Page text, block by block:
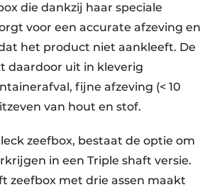
die dankzij haar speciale
voor een accurate afzeving en
het product niet aankleeft. De
daardoor uit in kleverig
fijne afzeving (< 10
van hout en stof.
zeefbox, bestaat de optie om
in een Triple shaft versie.
zeefbox met drie assen maakt